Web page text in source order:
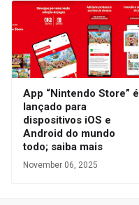
App “Nintendo Store” é
lançado para
dispositivos iOS e
Android do mundo
todo; saiba mais
November 06, 2025